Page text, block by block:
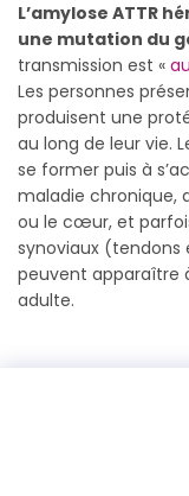
L’amylose ATTR
une mutation du
transmission est «
Les personnes
produisent une
au long de leur vie.
se former puis à
maladie chronique,
ou le cœur, et
synoviaux (tendons
peuvent apparaître
adulte.